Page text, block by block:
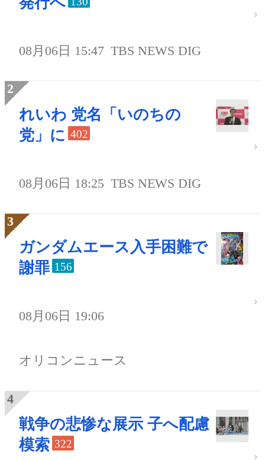
08月06日 15:47 TBS NEWS DIG
れいわ 党名「いのちの
党」に 402
08月06日 18:25 TBS NEWS DIG
ガンダムエース入手困難で
謝罪 156
08月06日 19:06
オリコンニュース
戦争の悲惨な展示 子へ配慮
模索 322